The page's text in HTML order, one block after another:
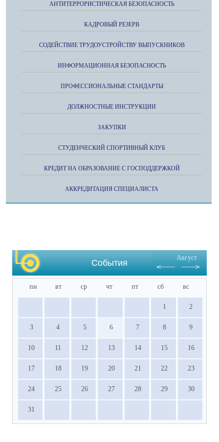
АНТИТЕРРОРИСТИЧЕСКАЯ БЕЗОПАСНОСТЬ
КАДРОВЫЙ РЕЗЕРВ
СОДЕЙСТВИЕ ТРУДОУСТРОЙСТВУ ВЫПУСКНИКОВ
ИНФОРМАЦИОННАЯ БЕЗОПАСНОСТЬ
ПРОФЕССИОНАЛЬНЫЕ СТАНДАРТЫ
ДОЛЖНОСТНЫЕ ИНСТРУКЦИИ
ЗАКУПКИ
СТУДЕНЧЕСКИЙ СПОРТИВНЫЙ КЛУБ
КРЕДИТ НА ОБРАЗОВАНИЕ С ГОСПОДДЕРЖКОЙ
АККРЕДИТАЦИЯ СПЕЦИАЛИСТА
События
Август
пн вт ср чт пт сб вс
1 2
3 4 5 6 7 8 9
10 11 12 13 14 15 16
17 18 19 20 21 22 23
24 25 26 27 28 29 30
31